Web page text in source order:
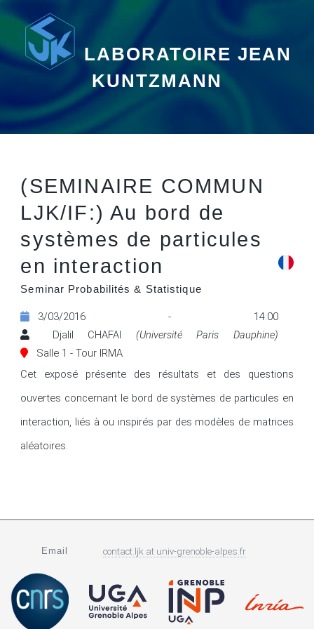
LABORATOIRE JEAN
KUNTZMANN
(SEMINAIRE COMMUN
LJK/IF:) Au bord de
systèmes de particules
en interaction
Seminar Probabilités & Statistique
3/03/2016 - 14:00
Djalil CHAFAI (Université Paris Dauphine)
Salle 1 - Tour IRMA
Cet exposé présente des résultats et des questions
ouvertes concernant le bord de systèmes de particules en
interaction, liés à ou inspirés par des modèles de matrices
aléatoires.
Email contact.ljk at univ-grenoble-alpes.fr